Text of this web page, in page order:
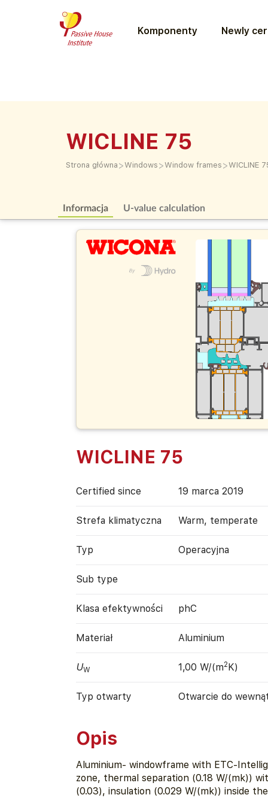
Komponenty Newly
WICLINE 75
Strona główna >Windows >Window frames >WICLINE
Informacja U-value calculation
WICLINE 75
Certified since 19 marca 2019
Strefa klimatyczna Warm, temperate
Typ Operacyjna
Sub type
Klasa efektywności phC
Materiał Aluminium
UW 1,00 W/(m2K)
Typ otwarty Otwarcie do
Opis
Aluminium- windowframe with ETC-
zone, thermal separation (0.18 W/(mk))
(0.03), insulation (0.029 W/(mk)) inside